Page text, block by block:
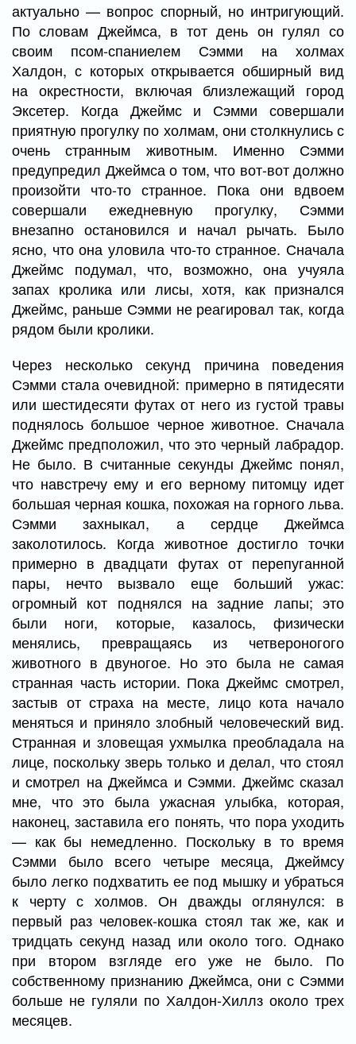
актуально — вопрос спорный, но интригующий.
По словам Джеймса, в тот день он гулял со
своим псом-спаниелем Сэмми на холмах
Халдон, с которых открывается обширный вид
на окрестности, включая близлежащий город
Эксетер. Когда Джеймс и Сэмми совершали
приятную прогулку по холмам, они столкнулись с
очень странным животным. Именно Сэмми
предупредил Джеймса о том, что вот-вот должно
произойти что-то странное. Пока они вдвоем
совершали ежедневную прогулку, Сэмми
внезапно остановился и начал рычать. Было
ясно, что она уловила что-то странное. Сначала
Джеймс подумал, что, возможно, она учуяла
запах кролика или лисы, хотя, как признался
Джеймс, раньше Сэмми не реагировал так, когда
рядом были кролики.
Через несколько секунд причина поведения
Сэмми стала очевидной: примерно в пятидесяти
или шестидесяти футах от него из густой травы
поднялось большое черное животное. Сначала
Джеймс предположил, что это черный лабрадор.
Не было. В считанные секунды Джеймс понял,
что навстречу ему и его верному питомцу идет
большая черная кошка, похожая на горного льва.
Сэмми захныкал, а сердце Джеймса
заколотилось. Когда животное достигло точки
примерно в двадцати футах от перепуганной
пары, нечто вызвало еще больший ужас:
огромный кот поднялся на задние лапы; это
были ноги, которые, казалось, физически
менялись, превращаясь из четвероногого
животного в двуногое. Но это была не самая
странная часть истории. Пока Джеймс смотрел,
застыв от страха на месте, лицо кота начало
меняться и приняло злобный человеческий вид.
Странная и зловещая ухмылка преобладала на
лице, поскольку зверь только и делал, что стоял
и смотрел на Джеймса и Сэмми. Джеймс сказал
мне, что это была ужасная улыбка, которая,
наконец, заставила его понять, что пора уходить
— как бы немедленно. Поскольку в то время
Сэмми было всего четыре месяца, Джеймсу
было легко подхватить ее под мышку и убраться
к черту с холмов. Он дважды оглянулся: в
первый раз человек-кошка стоял так же, как и
тридцать секунд назад или около того. Однако
при втором взгляде его уже не было. По
собственному признанию Джеймса, они с Сэмми
больше не гуляли по Халдон-Хиллз около трех
месяцев.